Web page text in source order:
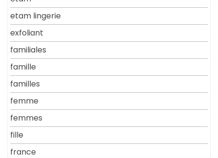
etam lingerie
exfoliant
familiales
famille
familles
femme
femmes
fille
france